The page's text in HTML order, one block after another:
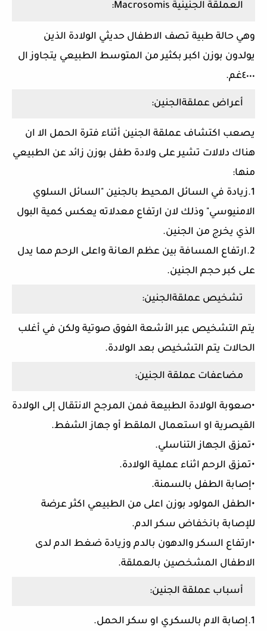
العملقة الجنينية Macrosomis:
وهي حالة طبية تصف الاطفال حديثي الولادة الذين
يولدون بوزن اكبر بكثير من المتوسط الطبيعي يتجاوز ال
٤٠٠٠غم.
أعراض عملقةالجنين:
يصعب اكتشاف عملقة الجنين أثناء فترة الحمل الا ان
هناك دلالات تشير على ولادة طفل بوزن زائد عن الطبيعي
منها:
1.زيادة في السائل المحيط بالجنين "السائل السلوي
الامنيوسي" وذلك لان ارتفاع معدلاته يعكس كمية البول
الذي يخرج من الجنين.
2.ارتفاع المسافة بين عظم العانة واعلى الرحم مما يدل
على كبر حجم الجنين.
تشخيص عملقةالجنين:
يتم التشخيص عبر الأشعة الفوق صوتية ولكن في أغلب
الحالات يتم التشخيص بعد الولادة.
مضاعفات عملقة الجنين:
•صعوبة الولادة الطبيعة فمن المرجح الانتقال إلى الولادة
القيصرية او استعمال الملقط أو جهاز الشفط.
•تمزق الجهاز التناسلي.
•تمزق الرحم اثناء عملية الولادة.
•إصابة الطفل بالسمنة.
•الطفل المولود بوزن اعلى من الطبيعي اكثر عرضة
للإصابة بانخفاض سكر الدم.
•ارتفاع السكر والدهون بالدم وزيادة ضغط الدم لدى
الاطفال المشخصين بالعملقة.
أسباب عملقة الجنين:
1.إصابة الام بالسكري او سكر الحمل.